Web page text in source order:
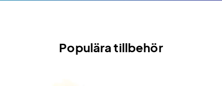
Populära tillbehör